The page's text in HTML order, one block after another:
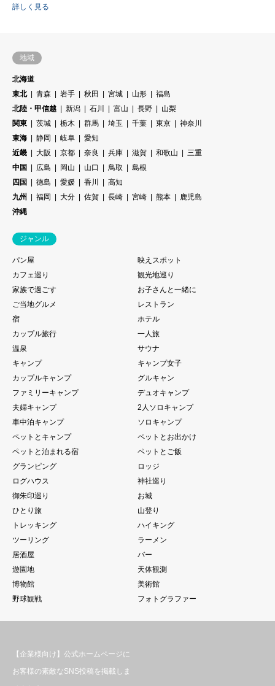
詳しく見る
地域
北海道
東北
青森 岩手 秋田 宮城 山形
福島
北陸・甲信越
新潟 石川 富山 長野
山梨
関東
茨城 栃木 群馬 埼玉 千葉 東京
神奈川
東海
静岡 岐阜
愛知
近畿
大阪 京都 奈良 兵庫 滋賀 和歌山
三重
中国
広島 岡山 山口 鳥取
島根
四国
徳島 愛媛 香川
高知
九州
福岡 大分 佐賀 長崎 宮崎 熊本
鹿児島
沖縄
ジャンル
パン屋
映えスポット
カフェ巡り
観光地巡り
家族で過ごす
お子さんと一緒に
ご当地グルメ
レストラン
宿
ホテル
カップル旅行
一人旅
温泉
サウナ
キャンプ
キャンプ女子
カップルキャンプ
グルキャン
ファミリーキャンプ
デュオキャンプ
夫婦キャンプ
2人ソロキャンプ
車中泊キャンプ
ソロキャンプ
ペットとキャンプ
ペットとお出かけ
ペットと泊まれる宿
ペットとご飯
グランピング
ロッジ
ログハウス
神社巡り
御朱印巡り
お城
ひとり旅
山登り
トレッキング
ハイキング
ツーリング
ラーメン
居酒屋
バー
遊園地
天体観測
博物館
美術館
野球観戦
フォトグラファー
【企業様向け】公式ホームページに
お客様の素敵なSNS投稿を掲載しま